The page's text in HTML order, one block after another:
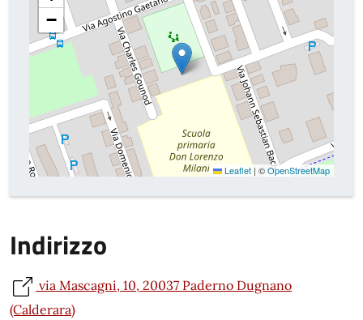
−
Leaflet | ©OpenStreetMap
Indirizzo
via Mascagni, 10, 20037 Paderno Dugnano
(Calderara)